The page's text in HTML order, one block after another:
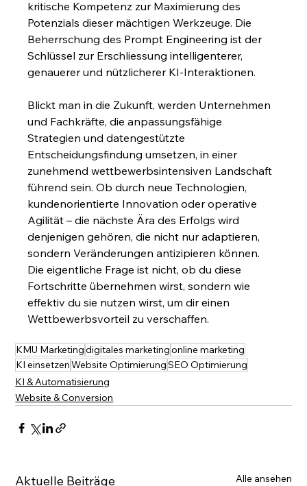
kritische Kompetenz zur Maximierung des
Potenzials dieser mächtigen Werkzeuge. Die
Beherrschung des Prompt Engineering ist der
Schlüssel zur Erschliessung intelligenterer,
genauerer und nützlicherer KI-Interaktionen.
Blickt man in die Zukunft, werden Unternehmen
und Fachkräfte, die anpassungsfähige
Strategien und datengestützte
Entscheidungsfindung umsetzen, in einer
zunehmend wettbewerbsintensiven Landschaft
führend sein. Ob durch neue Technologien,
kundenorientierte Innovation oder operative
Agilität – die nächste Ära des Erfolgs wird
denjenigen gehören, die nicht nur adaptieren,
sondern Veränderungen antizipieren können.
Die eigentliche Frage ist nicht, ob du diese
Fortschritte übernehmen wirst, sondern wie
effektiv du sie nutzen wirst, um dir einen
Wettbewerbsvorteil zu verschaffen.
KMU Marketingdigitales marketingonline marketing
KI einsetzenWebsite OptimierungSEO Optimierung
KI & Automatisierung
Website & Conversion
Aktuelle Beiträge Alle ansehen